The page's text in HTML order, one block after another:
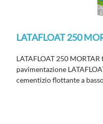
LATAFLOAT 250
LATAFLOAT 250
pavimentazione
cementizio flottante a